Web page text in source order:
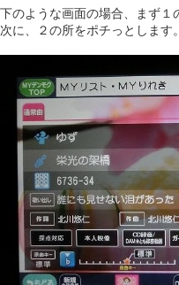
下のような画面の場合、まず１
次に、２の所をポチっとします。